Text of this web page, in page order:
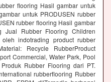
flooring Hasil gambar untuk
untuk PRODUSEN rubber
rubber flooring Hasil gambar
Jual Rubber Flooring Children
indotrading product rubber
Recycle RubberProduct
Commercial, Water Park, Pool
Rubber Flooring dari PT.
rubberflooring Rubber